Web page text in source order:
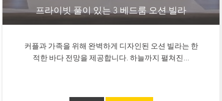
프라이빗 풀이 있는 3 베드룸 오션 빌라
커플과 가족을 위해 완벽하게 디자인된 오션 빌라는 한
적한 바다 전망을 제공합니다. 하늘까지 펼쳐진...